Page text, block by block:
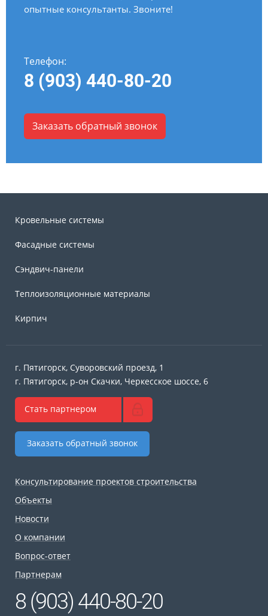
опытные консультанты. Звоните!
Телефон:
8 (903) 440-80-20
Заказать обратный звонок
Кровельные системы
Фасадные системы
Сэндвич-панели
Теплоизоляционные материалы
Кирпич
г. Пятигорск, Суворовский проезд, 1
г. Пятигорск, р-он Скачки, Черкесское шоссе, 6
Стать партнером
Заказать обратный звонок
Консультирование проектов строительства
Объекты
Новости
О компании
Вопрос-ответ
Партнерам
8 (903) 440-80-20